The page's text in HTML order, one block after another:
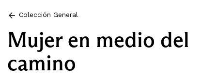
Colección General
Mujer en medio del
camino